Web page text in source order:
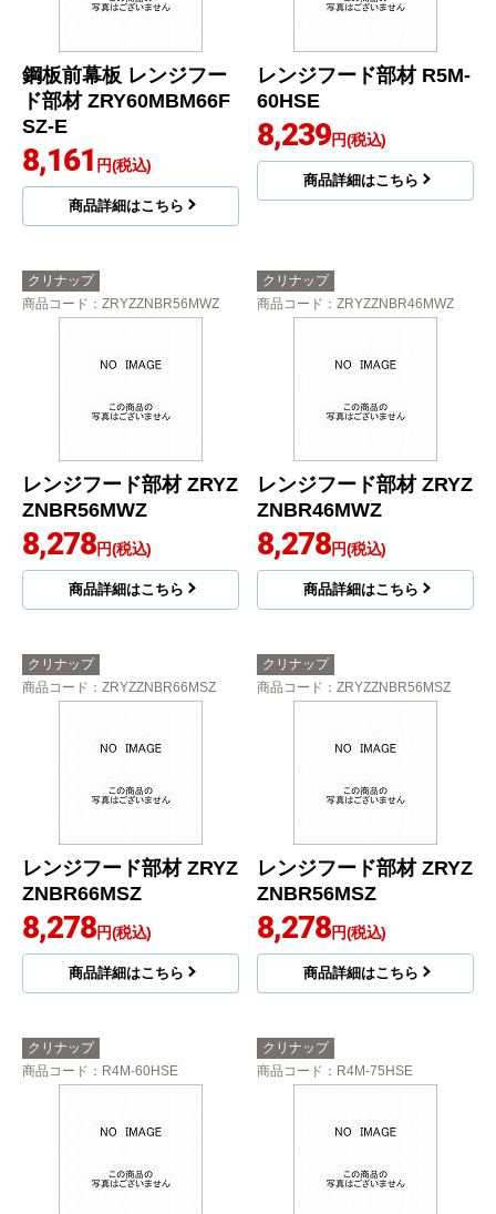
鋼板前幕板 レンジフー
ド部材 ZRY60MBM66F
SZ-E
8,161 円(税込)
商品詳細はこちら
レンジフード部材 R5M-
60HSE
8,239円(税込)
商品詳細はこちら
クリナップ
商品コード ：ZRYZZNBR56MWZ
レンジフード部材 ZRYZ
ZNBR56MWZ
8,278円(税込)
商品詳細はこちら
クリナップ
商品コード ：ZRYZZNBR46MWZ
レンジフード部材 ZRYZ
ZNBR46MWZ
8,278円(税込)
商品詳細はこちら
クリナップ
商品コード ：ZRYZZNBR66MSZ
レンジフード部材 ZRYZ
ZNBR66MSZ
8,278円(税込)
商品詳細はこちら
クリナップ
商品コード ：ZRYZZNBR56MSZ
レンジフード部材 ZRYZ
ZNBR56MSZ
8,278円(税込)
商品詳細はこちら
クリナップ
商品コード ：R4M-60HSE
クリナップ
商品コード ：R4M-75HSE